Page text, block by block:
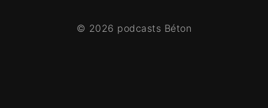
© 2026 podcasts Béton